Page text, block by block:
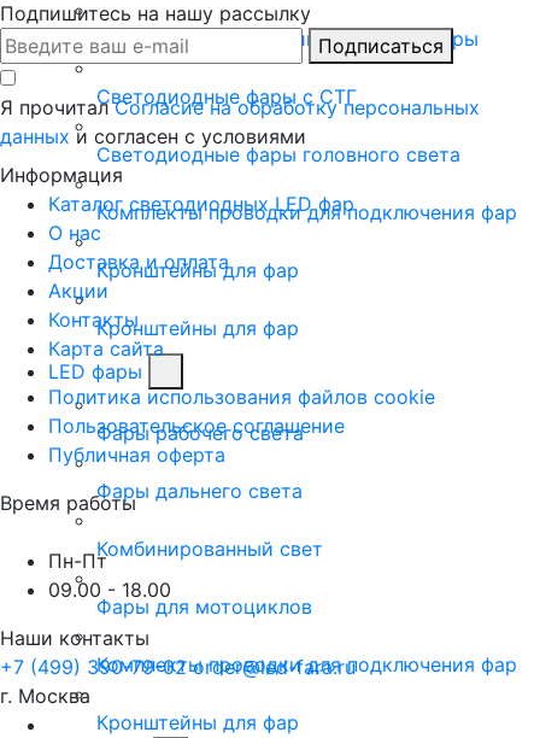
Универсальные противотуманные фары
Светодиодные фары с СТГ
Светодиодные фары головного света
Комплекты проводки для подключения фар
Кронштейны для фар
Кронштейны для фар
LED фары
Фары рабочего света
Фары дальнего света
Комбинированный свет
Фары для мотоциклов
Комплекты проводки для подключения фар
Кронштейны для фар
Подпишитесь на нашу рассылку
Подписаться
Я прочиталСогласие на обработку персональных
данных и согласен с условиями
Информация
Каталог светодиодных LED фар
О нас
Доставка и оплата
Акции
Контакты
Карта сайта
Политика использования файлов cookie
Пользовательское соглашение
Публичная оферта
Время работы
Пн-Пт
09.00 - 18.00
Наши контакты
+7 (499) 390-79-02 order@led-fara.ru
г. Москва